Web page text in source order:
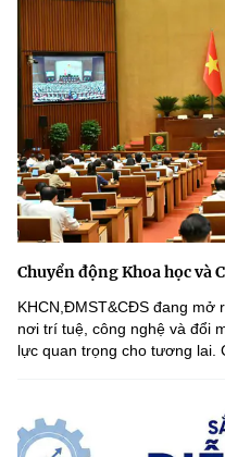
Chuyển động Khoa học và
KHCN,ĐMST&CĐS đang mở
nơi trí tuệ, công nghệ và đổi
lực quan trọng cho tương lai.